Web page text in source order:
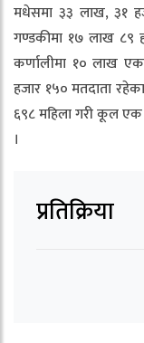
मधेसमा ३३ लाख, ३१
गण्डकीमा १७ लाख ८९
कर्णालीमा १० लाख
हजार १५० मतदाता
६९८ महिला गरी कूल
।
प्रतिक्रिया